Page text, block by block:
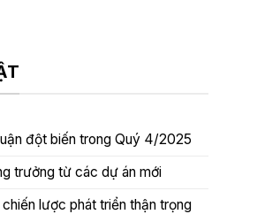
đột biến trong Quý 4/2025
trưởng từ các dự án mới
lược phát triển thận trọng